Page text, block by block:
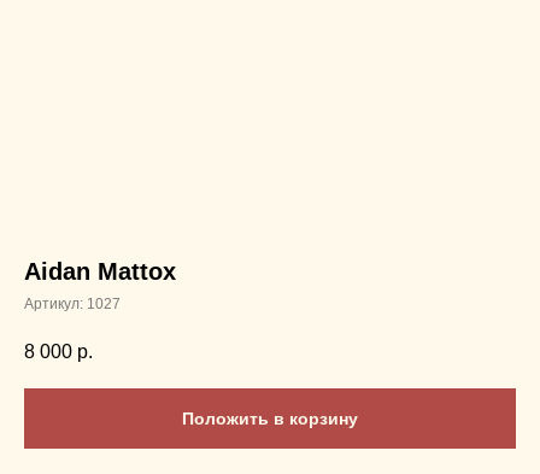
Aidan Mattox
Артикул: 1027
8 000 р.
Положить в корзину